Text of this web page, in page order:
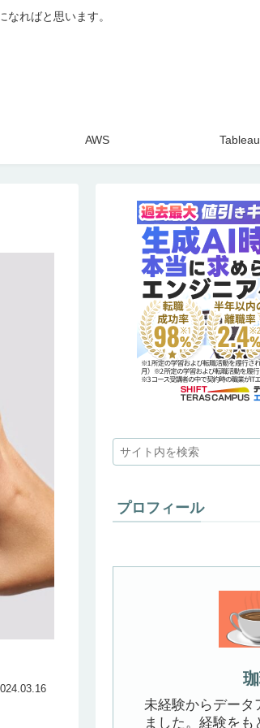
ればと思います。
AWS Tableau
プロフィール
未経験からデータ
ました。経験を